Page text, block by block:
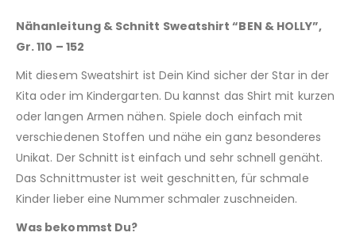
Nähanleitung & Schnitt Sweatshirt “BEN & HOLLY”,
Gr. 110 – 152
Mit diesem Sweatshirt ist Dein Kind sicher der Star in der
Kita oder im Kindergarten. Du kannst das Shirt mit kurzen
oder langen Armen nähen. Spiele doch einfach mit
verschiedenen Stoffen und nähe ein ganz besonderes
Unikat. Der Schnitt ist einfach und sehr schnell genäht.
Das Schnittmuster ist weit geschnitten, für schmale
Kinder lieber eine Nummer schmaler zuschneiden.
Was bekommst Du?